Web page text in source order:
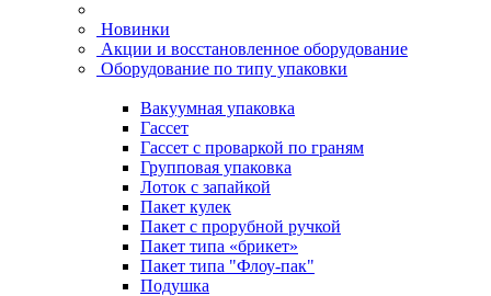
Новинки
Акции и восстановленное оборудование
Оборудование по типу упаковки
Вакуумная упаковка
Гассет
Гассет с проваркой по граням
Групповая упаковка
Лоток с запайкой
Пакет кулек
Пакет с прорубной ручкой
Пакет типа «брикет»
Пакет типа "Флоу-пак"
Подушка